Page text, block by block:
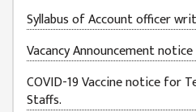
JOB
PLACEMENT
VACANCY
TENDER
Syllabus of Account officer
Vacancy Announcement
COVID-19 Vaccine notice for
Staffs.